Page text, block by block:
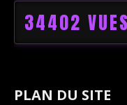
34402 VUES
PLAN DU SITE